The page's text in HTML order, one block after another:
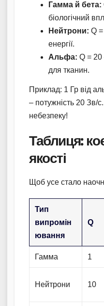
Гамма й бета:
біологічний
Нейтрони: Q
енергії.
Альфа: Q =
для тканин.
Приклад: 1 Гр від
– потужність 20 Зв/
небезпеку!
Таблиця:
якості
Щоб усе стало
Тип
випромін
ювання
Q
Гамма 1
Нейтрони 10